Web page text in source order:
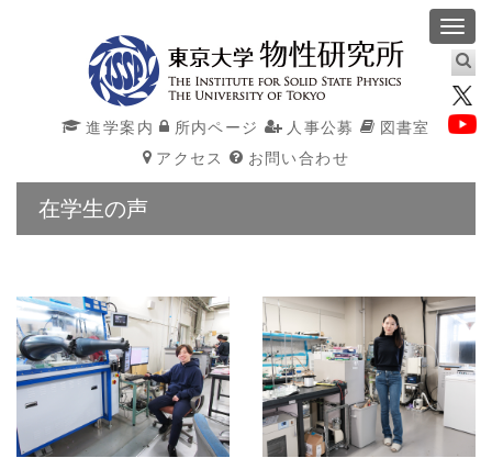
進学案内 所内ページ 人事公募
図書室
アクセス
お問い合わせ
在学生の声